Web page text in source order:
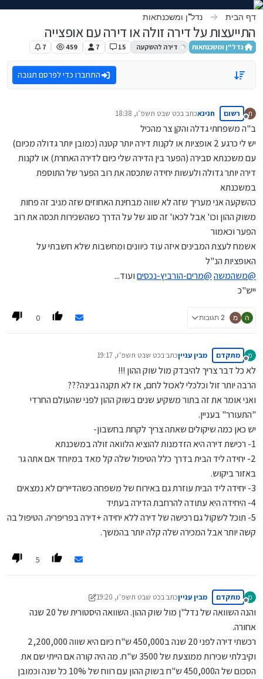
דילוג לתוכן
דף הבית נדל"ן ומשכנתאות
התייעצות על דירה זולה או דירה עם אופצייה
נדל"ן ומשכנתאות דירה להשקעה 15
7
459
7
התחברו כדי לפרסם תגובה
ח
מנותק
רשום חנינאכתב בכט שבט תשפ״ו, 18:38
נערך לאחרונה על ידי
ב"ה משפחתי גדלה והקן צר מהכיל
יש לי כרגע 2 אופציות או לקנות דירה יותר קטנה (כמובן יותר גדולה מכיום)
עם משכנתא סבירה (הפער בין הדירה שלי כיום לדירה האחרת) או לקנות
דירה יותר גדולה ולעשות יחידה שתכסה את רוב הפער של התוספת
במשכנתא
כהשקעה אני מעריך שזה לא שווה מבחינת האחוזים שזה מניב זה פחות
משוק ההון וכו' אבל לכאו' זה סוג של על הדרך כשהשכירות תכסה את רוב
הפער וכאמור
אשמח לעצת המבינים איזה עוד כיוונים ומחשבות שלא חשבתי על
האופציות הנ"ל
@משהמשה@מרים-הורביץ-נכסיםועוד...
ייש"כ
ה מ 2 תגובות 0
מ
מנותק
מתקדם מבין ענייןכתב בכט שבט תשפ״ו, 19:17
נערך לאחרונה על ידי
לא כל דבר צריך להיבדק מול שוק ההון !!!
הרבה יותר זול וכלכלי לאכול לחם, אז לא תקנה גבינה???
ואני אומר את זה בתור משקיע שנים בשוק ההון לפני שהעולם החרדי
"התעורר" בעניין.
יש כאן כמה שיקולים שאתה צריך לקחת בחשבון-
1- רכישת דירה היא הזדמנות להוציא הלוואה זולה במשכנתא
2- יחידה ליד הבית בדרך כלל הטיפול שלה קל מאד במיוחד אם אתה גר
באזור ביקוש.
3- יחידה ליד הבית עוזרת גם באירוח של משפחה כשהדיירים לא נמצאים
4- היחידה היא עתודה להרחבת הדירה בעתיד
5- תוכל לשקול גם רכישה של דירה ללא יחידה +דירה בפריפריה. הטיפול בה
קשה יותר אבל המכירה שלה קלה יותר בהמשך.
5
מ
מנותק
מתקדם מבין ענייןכתב בכט שבט תשפ״ו, 19:20
נערך לאחרונה על ידי מבין עניין
והנה השוואה של נדל"ן מול שוק ההון. השוואה היסטורית של 20 שנה
אחורה.
רכשתי דירה לפני 20 שנה ב450,000 ש"ח כיום היא שווה 2,200,000
וקיבלתי שכירות ממוצעת של 3500 ש"ח. מה היה קורה אם הייתי שם את
הסכום של ה450,000 ש"ח בשוק ההון עם רווח של 10% כל שנה וכמובן